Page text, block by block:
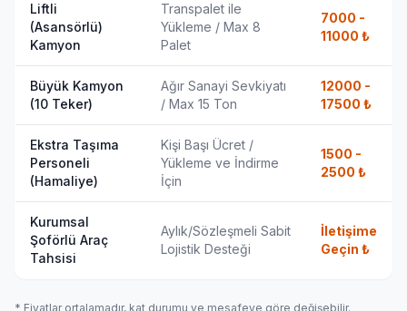
Liftli
(Asansörlü)
Kamyon
Transpalet ile
Yükleme / Max 8
Palet
7000 -
11000 ₺
Büyük Kamyon
(10 Teker)
Ağır Sanayi Sevkiyatı
/ Max 15 Ton
12000 -
17500 ₺
Ekstra Taşıma
Personeli
(Hamaliye)
Kişi Başı Ücret /
Yükleme ve İndirme
İçin
1500 -
2500 ₺
Kurumsal
Şoförlü Araç
Tahsisi
Aylık/Sözleşmeli Sabit
Lojistik Desteği
İletişime
Geçin ₺
* Fiyatlar ortalamadır, kat durumu ve mesafeye göre değişebilir.